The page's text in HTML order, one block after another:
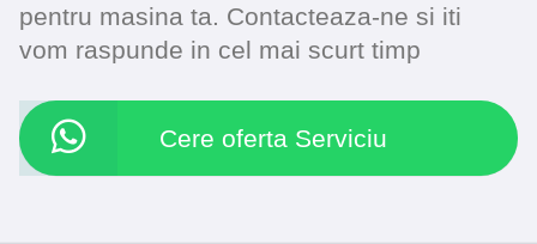
pentru masina ta. Contacteaza-ne si iti
vom raspunde in cel mai scurt timp
Cere oferta Serviciu